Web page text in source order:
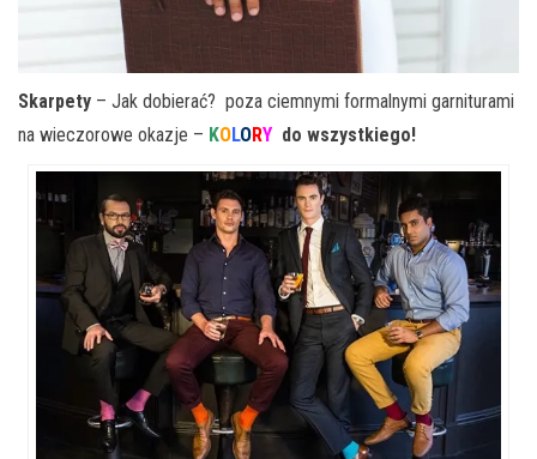
Skarpety – Jak dobierać? poza ciemnymi formalnymi garniturami
na wieczorowe okazje – KOLORY do wszystkiego!